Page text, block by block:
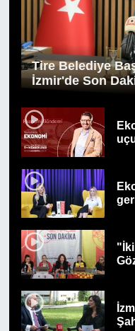
Tire Belediye
İzmir'de Son